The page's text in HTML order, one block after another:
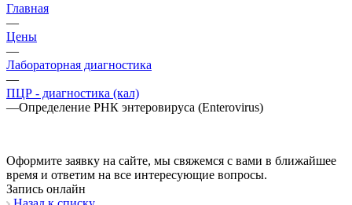
Главная
—
Цены
—
Лабораторная диагностика
—
ПЦР - диагностика (кал)
—Определение РНК энтеровируса (Enterovirus)
Оформите заявку на сайте, мы свяжемся с вами в ближайшее
время и ответим на все интересующие вопросы.
Запись онлайн